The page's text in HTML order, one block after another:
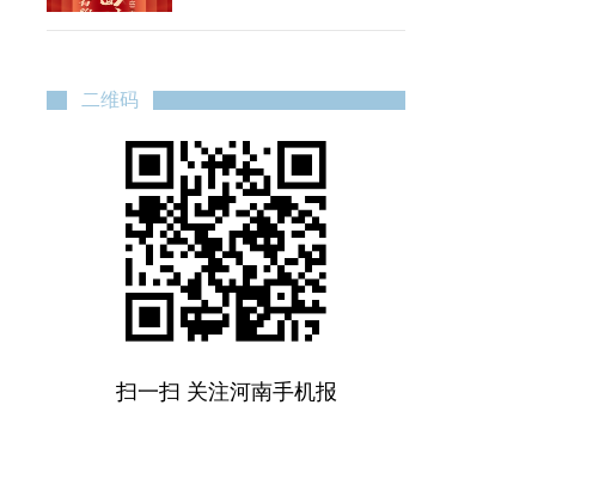
二维码
扫一扫 关注河南手机报